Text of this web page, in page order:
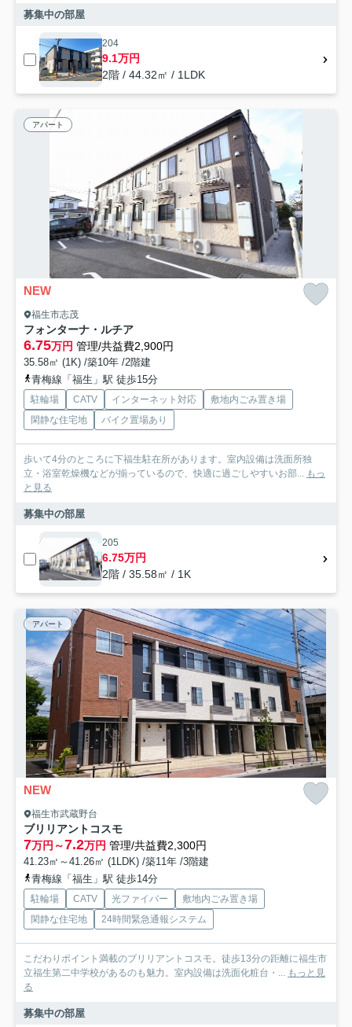
募集中の部屋
204
9.1万円
2階 / 44.32㎡ / 1LDK
アパート
NEW
福生市志茂
フォンターナ・ルチア
6.75万円 管理/共益費2,900円
35.58㎡ (1K) /築10年 /2階建
青梅線「福生」駅 徒歩15分
駐輪場 CATV インターネット対応
敷地内ごみ置き場
閑静な住宅地
バイク置場あり
歩いて4分のところに下福生駐在所があります。室内設備は洗面所独
立・浴室乾燥機などが揃っているので、快適に過ごしやすいお部... もっ
と見る
募集中の部屋
205
6.75万円
2階 / 35.58㎡ / 1K
アパート
NEW
福生市武蔵野台
ブリリアントコスモ
7万円～7.2万円 管理/共益費2,300円
41.23㎡～41.26㎡ (1LDK) /築11年 /3階建
青梅線「福生」駅 徒歩14分
駐輪場 CATV 光ファイバー
敷地内ごみ置き場
閑静な住宅地
24時間緊急通報システム
こだわりポイント満載のブリリアントコスモ。徒歩13分の距離に福生市
立福生第二中学校があるのも魅力。室内設備は洗面化粧台・... もっと見
る
募集中の部屋